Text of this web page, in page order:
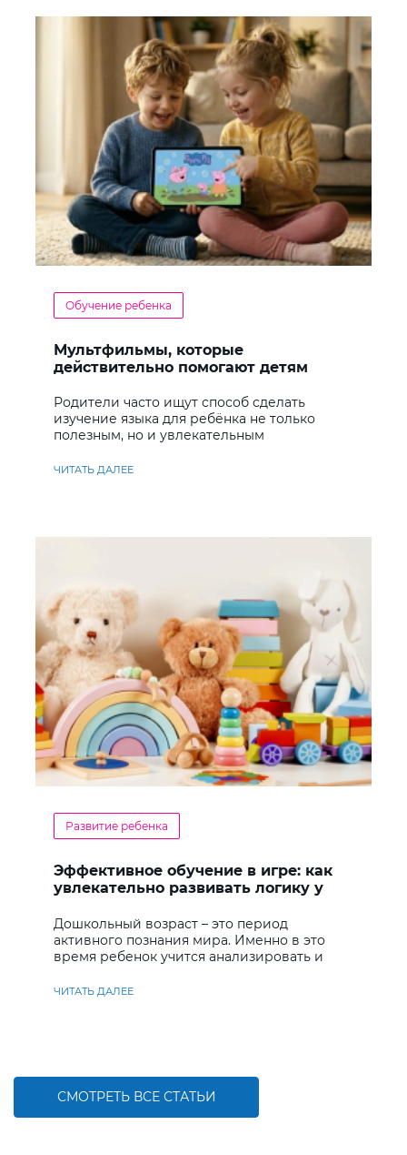
Обучение ребенка
Мультфильмы, которые
действительно помогают детям
Родители часто ищут способ сделать
изучение языка для ребёнка не только
полезным, но и увлекательным
ЧИТАТЬ ДАЛЕЕ
Развитие ребенка
Эффективное обучение в игре: как
увлекательно развивать логику у
Дошкольный возраст – это период
активного познания мира. Именно в это
время ребенок учится анализировать и
ЧИТАТЬ ДАЛЕЕ
СМОТРЕТЬ ВСЕ СТАТЬИ